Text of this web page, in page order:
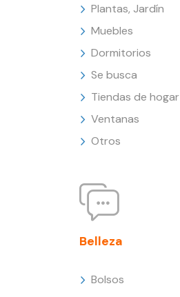
Plantas, Jardín
Muebles
Dormitorios
Se busca
Tiendas de hogar
Ventanas
Otros
Belleza
Bolsos